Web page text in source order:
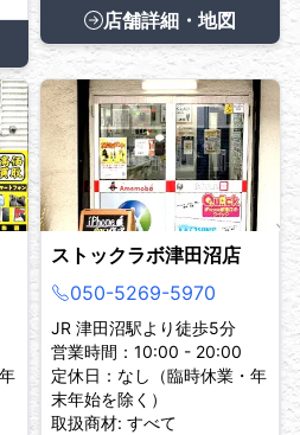
店舗詳細・地図
ストックラボ津田沼店
050-5269-5970
JR 津田沼駅より徒歩5分
営業時間：10:00 - 20:00
定休日：なし（臨時休業・年
末年始を除く）
取扱商材: すべて